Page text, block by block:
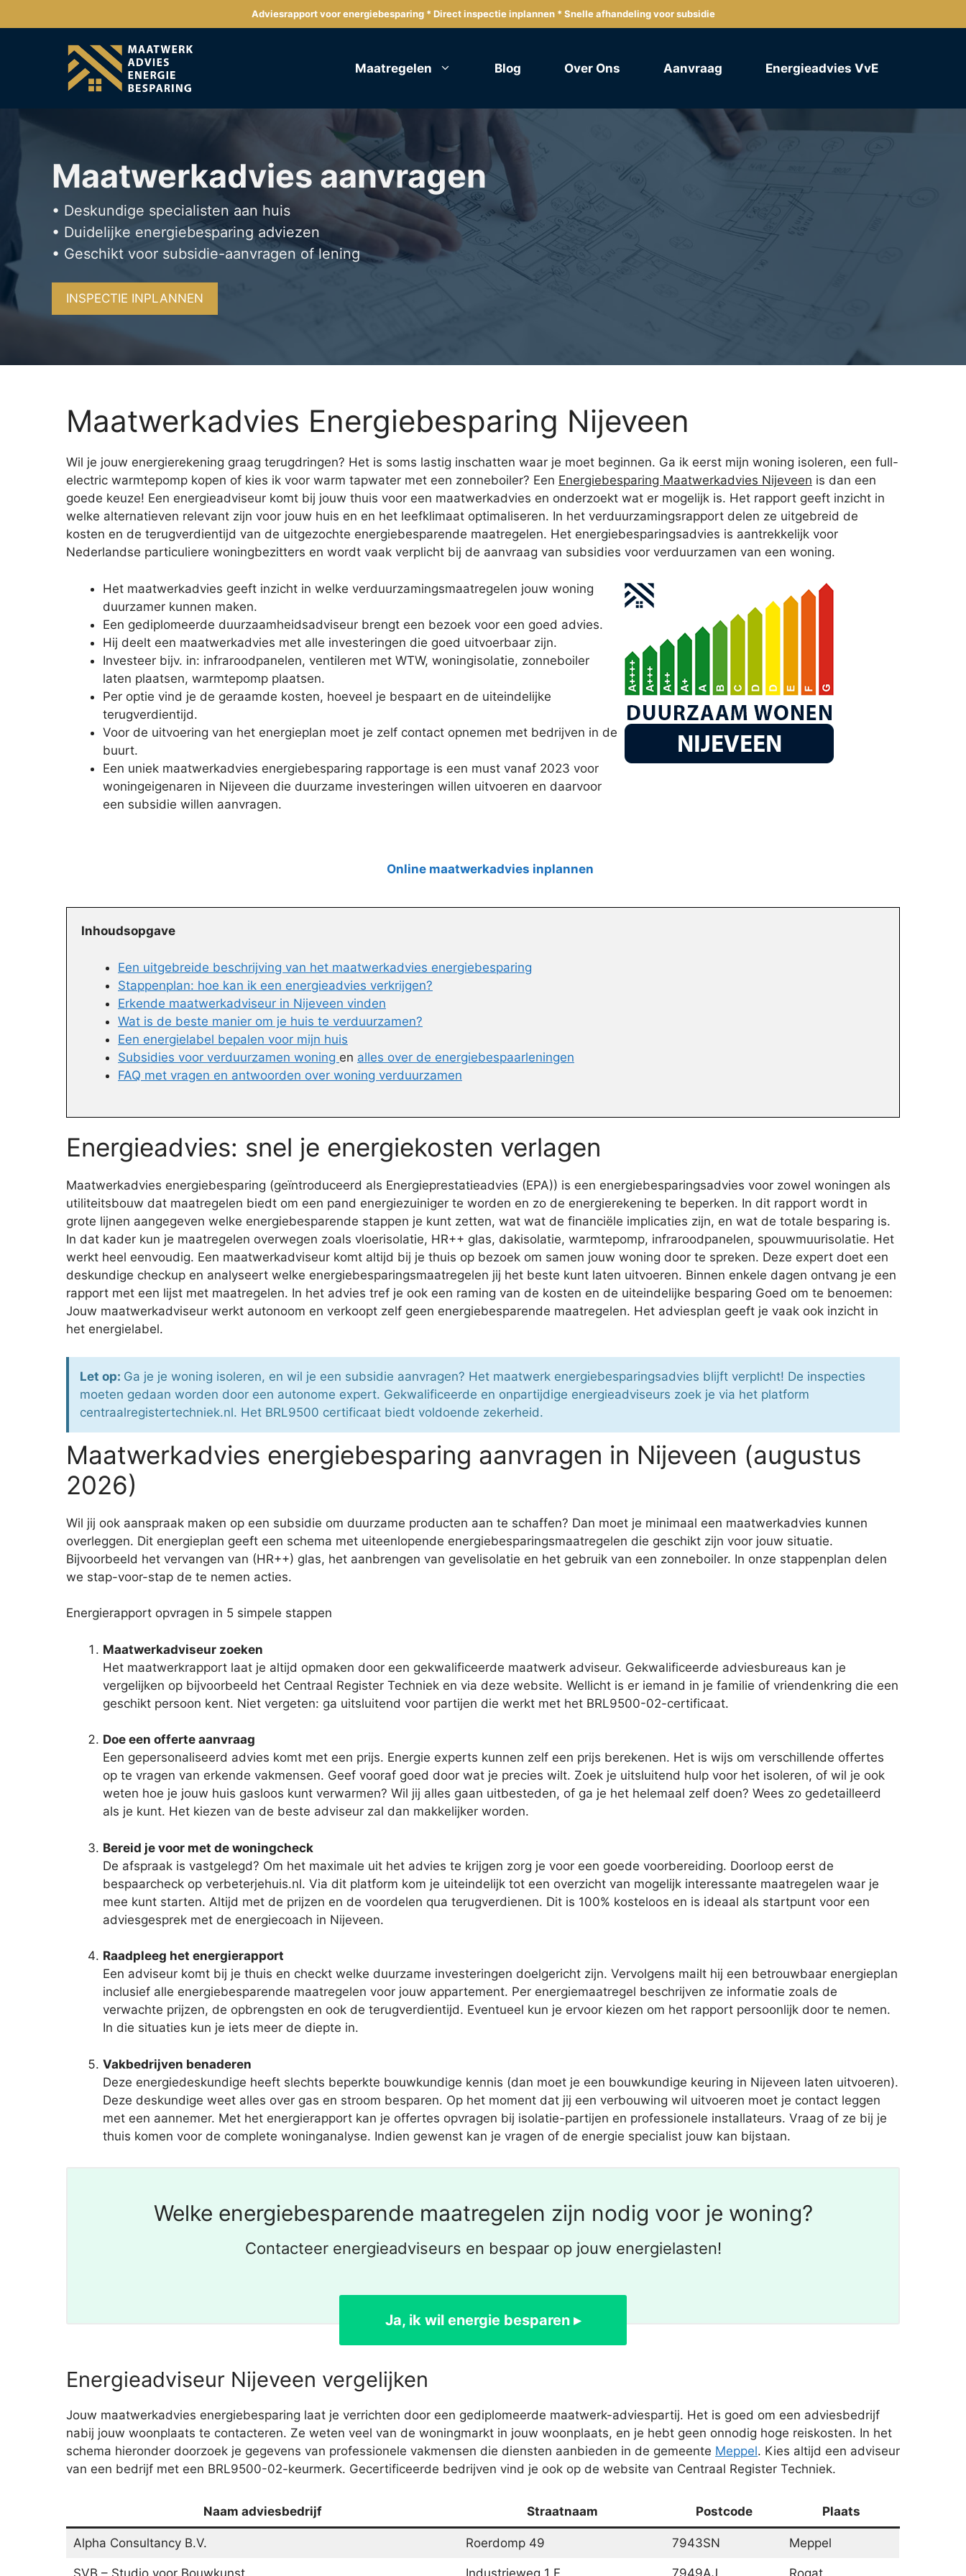
naar
Adviesrapport voor energiebesparing * Direct inspectie inplannen * Snelle afhandeling voor subsidie
Maatregelen Blog Over Ons Aanvraag Energieadvies VvE
Maatwerkadvies aanvragen
• Deskundige specialisten aan huis
• Duidelijke energiebesparing adviezen
• Geschikt voor subsidie-aanvragen of lening
INSPECTIE INPLANNEN
Maatwerkadvies Energiebesparing Nijeveen
Wil je jouw energierekening graag terugdringen? Het is soms lastig inschatten waar je moet beginnen. Ga ik eerst mijn woning isoleren, een full-
electric warmtepomp kopen of kies ik voor warm tapwater met een zonneboiler? Een Energiebesparing Maatwerkadvies Nijeveen is dan een
goede keuze! Een energieadviseur komt bij jouw thuis voor een maatwerkadvies en onderzoekt wat er mogelijk is. Het rapport geeft inzicht in
welke alternatieven relevant zijn voor jouw huis en en het leefklimaat optimaliseren. In het verduurzamingsrapport delen ze uitgebreid de
kosten en de terugverdientijd van de uitgezochte energiebesparende maatregelen. Het energiebesparingsadvies is aantrekkelijk voor
Nederlandse particuliere woningbezitters en wordt vaak verplicht bij de aanvraag van subsidies voor verduurzamen van een woning.
Het maatwerkadvies geeft inzicht in welke verduurzamingsmaatregelen jouw woning
duurzamer kunnen maken.
Een gediplomeerde duurzaamheidsadviseur brengt een bezoek voor een goed advies.
Hij deelt een maatwerkadvies met alle investeringen die goed uitvoerbaar zijn.
Investeer bijv. in: infraroodpanelen, ventileren met WTW, woningisolatie, zonneboiler
laten plaatsen, warmtepomp plaatsen.
Per optie vind je de geraamde kosten, hoeveel je bespaart en de uiteindelijke
terugverdientijd.
Voor de uitvoering van het energieplan moet je zelf contact opnemen met bedrijven in de
buurt.
Een uniek maatwerkadvies energiebesparing rapportage is een must vanaf 2023 voor
woningeigenaren in Nijeveen die duurzame investeringen willen uitvoeren en daarvoor
een subsidie willen aanvragen.
Online maatwerkadvies inplannen
Inhoudsopgave
Een uitgebreide beschrijving van het maatwerkadvies energiebesparing
Stappenplan: hoe kan ik een energieadvies verkrijgen?
Erkende maatwerkadviseur in Nijeveen vinden
Wat is de beste manier om je huis te verduurzamen?
Een energielabel bepalen voor mijn huis
Subsidies voor verduurzamen woning en alles over de energiebespaarleningen
FAQ met vragen en antwoorden over woning verduurzamen
Energieadvies: snel je energiekosten verlagen
Maatwerkadvies energiebesparing (geïntroduceerd als Energieprestatieadvies (EPA)) is een energiebesparingsadvies voor zowel woningen als
utiliteitsbouw dat maatregelen biedt om een pand energiezuiniger te worden en zo de energierekening te beperken. In dit rapport wordt in
grote lijnen aangegeven welke energiebesparende stappen je kunt zetten, wat wat de financiële implicaties zijn, en wat de totale besparing is.
In dat kader kun je maatregelen overwegen zoals vloerisolatie, HR++ glas, dakisolatie, warmtepomp, infraroodpanelen, spouwmuurisolatie. Het
werkt heel eenvoudig. Een maatwerkadviseur komt altijd bij je thuis op bezoek om samen jouw woning door te spreken. Deze expert doet een
deskundige checkup en analyseert welke energiebesparingsmaatregelen jij het beste kunt laten uitvoeren. Binnen enkele dagen ontvang je een
rapport met een lijst met maatregelen. In het advies tref je ook een raming van de kosten en de uiteindelijke besparing Goed om te benoemen:
Jouw maatwerkadviseur werkt autonoom en verkoopt zelf geen energiebesparende maatregelen. Het adviesplan geeft je vaak ook inzicht in
het energielabel.
Let op: Ga je je woning isoleren, en wil je een subsidie aanvragen? Het maatwerk energiebesparingsadvies blijft verplicht! De inspecties
moeten gedaan worden door een autonome expert. Gekwalificeerde en onpartijdige energieadviseurs zoek je via het platform
centraalregistertechniek.nl. Het BRL9500 certificaat biedt voldoende zekerheid.
Maatwerkadvies energiebesparing aanvragen in Nijeveen (augustus
2026)
Wil jij ook aanspraak maken op een subsidie om duurzame producten aan te schaffen? Dan moet je minimaal een maatwerkadvies kunnen
overleggen. Dit energieplan geeft een schema met uiteenlopende energiebesparingsmaatregelen die geschikt zijn voor jouw situatie.
Bijvoorbeeld het vervangen van (HR++) glas, het aanbrengen van gevelisolatie en het gebruik van een zonneboiler. In onze stappenplan delen
we stap-voor-stap de te nemen acties.
Energierapport opvragen in 5 simpele stappen
Maatwerkadviseur zoeken
Het maatwerkrapport laat je altijd opmaken door een gekwalificeerde maatwerk adviseur. Gekwalificeerde adviesbureaus kan je
vergelijken op bijvoorbeeld het Centraal Register Techniek en via deze website. Wellicht is er iemand in je familie of vriendenkring die een
geschikt persoon kent. Niet vergeten: ga uitsluitend voor partijen die werkt met het BRL9500-02-certificaat.
Doe een offerte aanvraag
Een gepersonaliseerd advies komt met een prijs. Energie experts kunnen zelf een prijs berekenen. Het is wijs om verschillende offertes
op te vragen van erkende vakmensen. Geef vooraf goed door wat je precies wilt. Zoek je uitsluitend hulp voor het isoleren, of wil je ook
weten hoe je jouw huis gasloos kunt verwarmen? Wil jij alles gaan uitbesteden, of ga je het helemaal zelf doen? Wees zo gedetailleerd
als je kunt. Het kiezen van de beste adviseur zal dan makkelijker worden.
Bereid je voor met de woningcheck
De afspraak is vastgelegd? Om het maximale uit het advies te krijgen zorg je voor een goede voorbereiding. Doorloop eerst de
bespaarcheck op verbeterjehuis.nl. Via dit platform kom je uiteindelijk tot een overzicht van mogelijk interessante maatregelen waar je
mee kunt starten. Altijd met de prijzen en de voordelen qua terugverdienen. Dit is 100% kosteloos en is ideaal als startpunt voor een
adviesgesprek met de energiecoach in Nijeveen.
Raadpleeg het energierapport
Een adviseur komt bij je thuis en checkt welke duurzame investeringen doelgericht zijn. Vervolgens mailt hij een betrouwbaar energieplan
inclusief alle energiebesparende maatregelen voor jouw appartement. Per energiemaatregel beschrijven ze informatie zoals de
verwachte prijzen, de opbrengsten en ook de terugverdientijd. Eventueel kun je ervoor kiezen om het rapport persoonlijk door te nemen.
In die situaties kun je iets meer de diepte in.
Vakbedrijven benaderen
Deze energiedeskundige heeft slechts beperkte bouwkundige kennis (dan moet je een bouwkundige keuring in Nijeveen laten uitvoeren).
Deze deskundige weet alles over gas en stroom besparen. Op het moment dat jij een verbouwing wil uitvoeren moet je contact leggen
met een aannemer. Met het energierapport kan je offertes opvragen bij isolatie-partijen en professionele installateurs. Vraag of ze bij je
thuis komen voor de complete woninganalyse. Indien gewenst kan je vragen of de energie specialist jouw kan bijstaan.
Welke energiebesparende maatregelen zijn nodig voor je woning?
Contacteer energieadviseurs en bespaar op jouw energielasten!
Ja, ik wil energie besparen ▸
Energieadviseur Nijeveen vergelijken
Jouw maatwerkadvies energiebesparing laat je verrichten door een gediplomeerde maatwerk-adviespartij. Het is goed om een adviesbedrijf
nabij jouw woonplaats te contacteren. Ze weten veel van de woningmarkt in jouw woonplaats, en je hebt geen onnodig hoge reiskosten. In het
schema hieronder doorzoek je gegevens van professionele vakmensen die diensten aanbieden in de gemeente Meppel. Kies altijd een adviseur
van een bedrijf met een BRL9500-02-keurmerk. Gecertificeerde bedrijven vind je ook op de website van Centraal Register Techniek.
Naam adviesbedrijf Straatnaam Postcode Plaats
Alpha Consultancy B.V. Roerdomp 49 7943SN Meppel